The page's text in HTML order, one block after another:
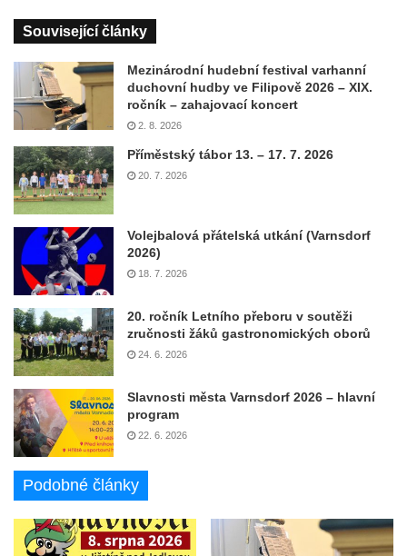
Související články
Mezinárodní hudební festival varhanní
duchovní hudby ve Filipově 2026 – XIX.
ročník – zahajovací koncert
2. 8. 2026
Příměstský tábor 13. – 17. 7. 2026
20. 7. 2026
Volejbalová přátelská utkání (Varnsdorf
2026)
18. 7. 2026
20. ročník Letního přeboru v soutěži
zručnosti žáků gastronomických oborů
24. 6. 2026
Slavnosti města Varnsdorf 2026 – hlavní
program
22. 6. 2026
Podobné články